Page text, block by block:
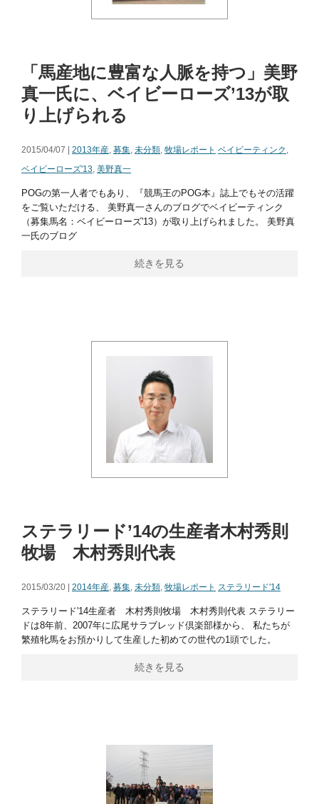
「馬産地に豊富な人脈を持つ」美野
真一氏に、ベイビーローズ’13が取
り上げられる
2015/04/07 | 2013年産, 募集, 未分類, 牧場レポート ベイビーティンク ,
ベイビーローズ'13, 美野真一
POGの第一人者でもあり、『競馬王のPOG本』誌上でもその活躍
をご覧いただける、 美野真一さんのブログでベイビーティンク
（募集馬名：ベイビーローズ'13）が取り上げられました。 美野真
一氏のブログ
続きを見る
ステラリード’14の生産者木村秀則
牧場 木村秀則代表
2015/03/20 | 2014年産, 募集, 未分類, 牧場レポート ステラリード'14
ステラリード'14生産者 木村秀則牧場 木村秀則代表 ステラリー
ドは8年前、2007年に広尾サラブレッド倶楽部様から、 私たちが
繁殖牝馬をお預かりして生産した初めての世代の1頭でした。
続きを見る